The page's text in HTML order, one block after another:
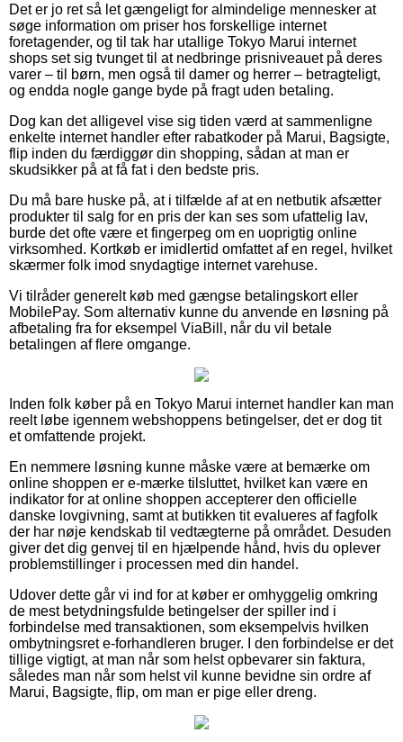
Det er jo ret så let gængeligt for almindelige mennesker at
søge information om priser hos forskellige internet
foretagender, og til tak har utallige Tokyo Marui internet
shops set sig tvunget til at nedbringe prisniveauet på deres
varer – til børn, men også til damer og herrer – betragteligt,
og endda nogle gange byde på fragt uden betaling.
Dog kan det alligevel vise sig tiden værd at sammenligne
enkelte internet handler efter rabatkoder på Marui, Bagsigte,
flip inden du færdiggør din shopping, sådan at man er
skudsikker på at få fat i den bedste pris.
Du må bare huske på, at i tilfælde af at en netbutik afsætter
produkter til salg for en pris der kan ses som ufattelig lav,
burde det ofte være et fingerpeg om en uoprigtig online
virksomhed. Kortkøb er imidlertid omfattet af en regel, hvilket
skærmer folk imod snydagtige internet varehuse.
Vi tilråder generelt køb med gængse betalingskort eller
MobilePay. Som alternativ kunne du anvende en løsning på
afbetaling fra for eksempel ViaBill, når du vil betale
betalingen af flere omgange.
Inden folk køber på en Tokyo Marui internet handler kan man
reelt løbe igennem webshoppens betingelser, det er dog tit
et omfattende projekt.
En nemmere løsning kunne måske være at bemærke om
online shoppen er e-mærke tilsluttet, hvilket kan være en
indikator for at online shoppen accepterer den officielle
danske lovgivning, samt at butikken tit evalueres af fagfolk
der har nøje kendskab til vedtægterne på området. Desuden
giver det dig genvej til en hjælpende hånd, hvis du oplever
problemstillinger i processen med din handel.
Udover dette går vi ind for at køber er omhyggelig omkring
de mest betydningsfulde betingelser der spiller ind i
forbindelse med transaktionen, som eksempelvis hvilken
ombytningsret e-forhandleren bruger. I den forbindelse er det
tillige vigtigt, at man når som helst opbevarer sin faktura,
således man når som helst vil kunne bevidne sin ordre af
Marui, Bagsigte, flip, om man er pige eller dreng.